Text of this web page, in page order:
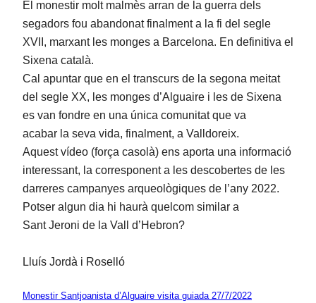
El monestir molt malmès arran de la guerra dels
segadors fou abandonat finalment a la fi del segle
XVII, marxant les monges a Barcelona. En definitiva el
Sixena català.
Cal apuntar que en el transcurs de la segona meitat
del segle XX, les monges d’Alguaire i les de Sixena
es van fondre en una única comunitat que va
acabar la seva vida, finalment, a Valldoreix.
Aquest vídeo (força casolà) ens aporta una informació
interessant, la corresponent a les descobertes de les
darreres campanyes arqueològiques de l’any 2022.
Potser algun dia hi haurà quelcom similar a
Sant Jeroni de la Vall d’Hebron?
Lluís Jordà i Roselló
Monestir Santjoanista d’Alguaire visita guiada 27/7/2022